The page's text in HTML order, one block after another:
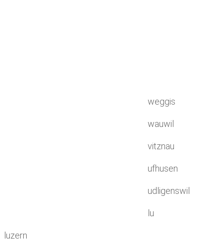
weggis
wauwil
vitznau
ufhusen
udligenswil
lu
luzern